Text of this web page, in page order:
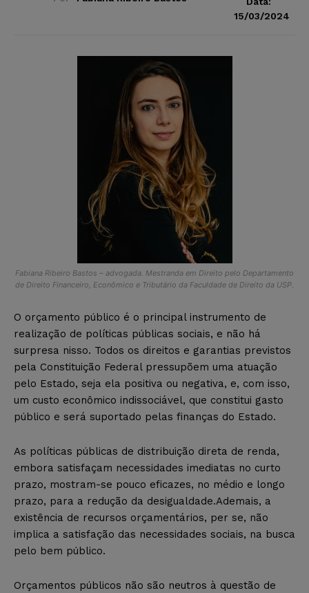
15/03/2024
Fabiana Ribeiro Bastos – advogada. Mestranda em Direito pelo Departamento
de Direito Financeiro, Econômico e Tributário da Faculdade de Direito da USP.
O orçamento público é o principal instrumento de
realização de políticas públicas sociais, e não há
surpresa nisso. Todos os direitos e garantias previstos
pela Constituição Federal pressupõem uma atuação
pelo Estado, seja ela positiva ou negativa, e, com isso,
um custo econômico indissociável, que constitui gasto
público e será suportado pelas finanças do Estado.
As políticas públicas de distribuição direta de renda,
embora satisfaçam necessidades imediatas no curto
prazo, mostram-se pouco eficazes, no médio e longo
prazo, para a redução da desigualdade.Ademais, a
existência de recursos orçamentários, per se, não
implica a satisfação das necessidades sociais, na busca
pelo bem público.
Orçamentos públicos não são neutros à questão de